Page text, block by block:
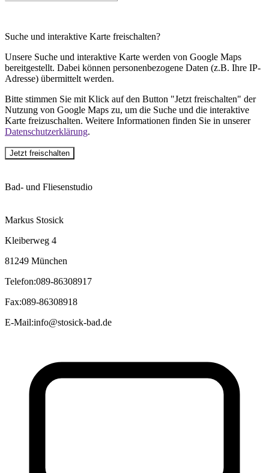
Suche und interaktive Karte freischalten?
Unsere Suche und interaktive Karte werden von Google Maps
bereitgestellt. Dabei können personenbezogene Daten (z.B. Ihre IP-
Adresse) übermittelt werden.
Bitte stimmen Sie mit Klick auf den Button "Jetzt freischalten" der
Nutzung von Google Maps zu, um die Suche und die interaktive
Karte freizuschalten. Weitere Informationen finden Sie in unserer
Datenschutzerklärung.
Jetzt freischalten
Bad- und Fliesenstudio
Markus Stosick
Kleiberweg 4
81249 München
Telefon:089-86308917
Fax:089-86308918
E-Mail:info@stosick-bad.de